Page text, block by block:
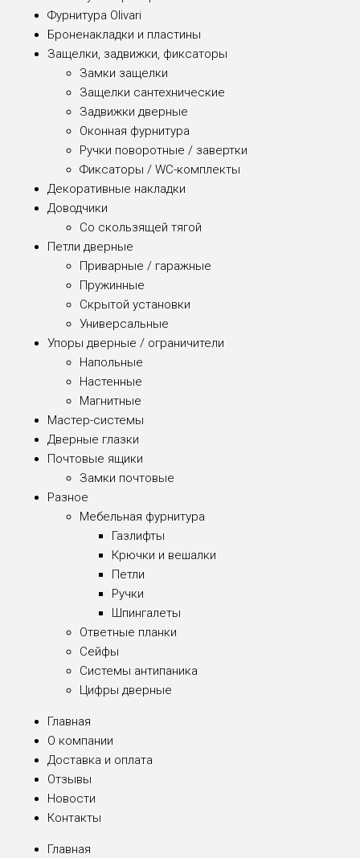
Фурнитура Olivari
Броненакладки и пластины
Защелки, задвижки, фиксаторы
Замки защелки
Защелки сантехнические
Задвижки дверные
Оконная фурнитура
Ручки поворотные / завертки
Фиксаторы / WC-комплекты
Декоративные накладки
Доводчики
Со скользящей тягой
Петли дверные
Приварные / гаражные
Пружинные
Скрытой установки
Универсальные
Упоры дверные / ограничители
Напольные
Настенные
Магнитные
Мастер-системы
Дверные глазки
Почтовые ящики
Замки почтовые
Разное
Мебельная фурнитура
Газлифты
Крючки и вешалки
Петли
Ручки
Шпингалеты
Ответные планки
Сейфы
Системы антипаника
Цифры дверные
Главная
О компании
Доставка и оплата
Отзывы
Новости
Контакты
Главная